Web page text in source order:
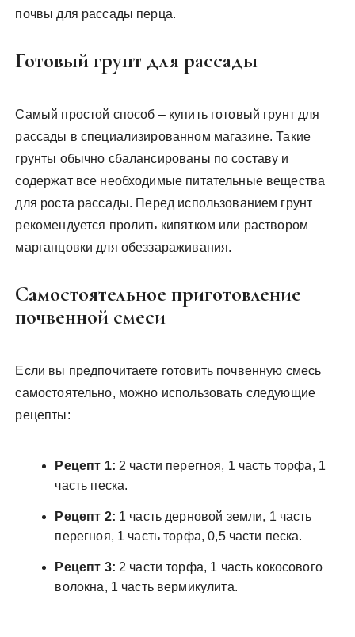
почвы для рассады перца.
Готовый грунт для рассады
Самый простой способ – купить готовый грунт для
рассады в специализированном магазине. Такие
грунты обычно сбалансированы по составу и
содержат все необходимые питательные вещества
для роста рассады. Перед использованием грунт
рекомендуется пролить кипятком или раствором
марганцовки для обеззараживания.
Самостоятельное приготовление
почвенной смеси
Если вы предпочитаете готовить почвенную смесь
самостоятельно, можно использовать следующие
рецепты:
Рецепт 1: 2 части перегноя, 1 часть торфа, 1
часть песка.
Рецепт 2: 1 часть дерновой земли, 1 часть
перегноя, 1 часть торфа, 0,5 части песка.
Рецепт 3: 2 части торфа, 1 часть кокосового
волокна, 1 часть вермикулита.